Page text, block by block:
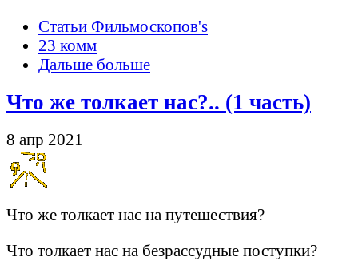
Статьи Фильмоскопов's
23 комм
Дальше больше
Что же толкает нас?.. (1 часть)
8 апр 2021
Что же толкает нас на путешествия?
Что толкает нас на безрассудные поступки?